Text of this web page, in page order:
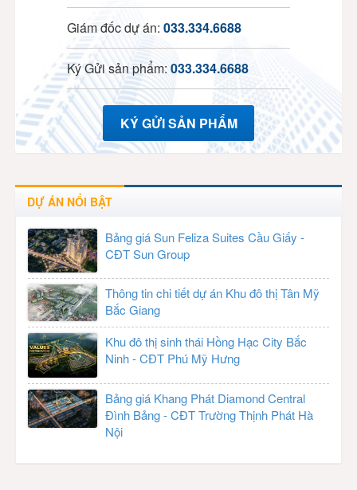
Giám đốc dự án: 033.334.6688
Ký Gửi sản phẩm: 033.334.6688
KÝ GỬI SẢN PHẨM
DỰ ÁN NỔI BẬT
Bảng giá Sun Feliza Suites Cầu Giấy -
CĐT Sun Group
Thông tin chi tiết dự án Khu đô thị Tân Mỹ
Bắc Giang
Khu đô thị sinh thái Hồng Hạc City Bắc
Ninh - CĐT Phú Mỹ Hưng
Bảng giá Khang Phát Diamond Central
Đình Bảng - CĐT Trường Thịnh Phát Hà
Nội